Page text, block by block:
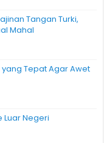
Tangan Turki,
Mahal
Tepat Agar Awet
Luar Negeri